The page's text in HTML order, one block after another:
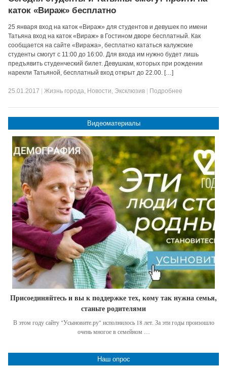
каток «Вираж» бесплатно
25 января вход на каток «Вираж» для студентов и девушек по имени
Татьяна вход на каток «Вираж» в Гостином дворе бесплатный. Как
сообщается на сайте «Виража», бесплатно кататься калужские
студенты смогут с 11:00 до 16:00. Для входа им нужно будет лишь
предъявить студенческий билет. Девушкам, которых при рождении
нарекли Татьяной, бесплатный вход открыт до 22.00. […]
25.01.2017 |Жизнь города, Новости, Эксклюзив Подробнее
Видеоматериалы
Присоединяйтесь и вы к поддержке тех, кому так нужна семья,
станьте родителями
В этом году сайту "Усыновите.ру" исполнилось 18 лет. За эти годы произошло
очень многое в семейном …
Наш опрос